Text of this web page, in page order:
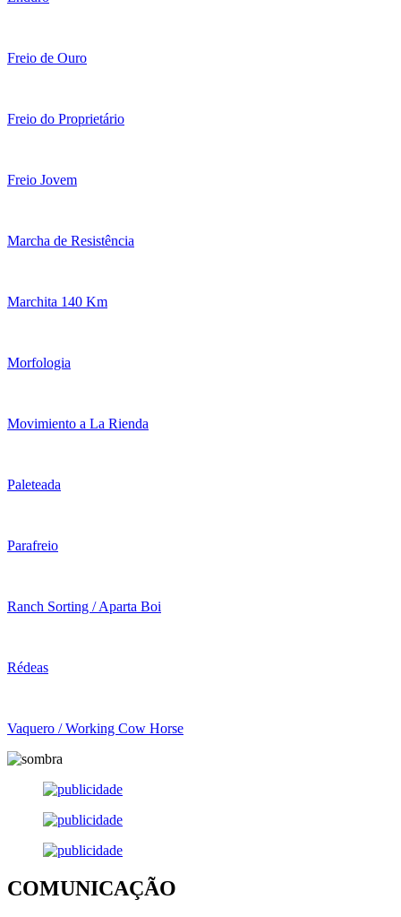
Freio de Ouro
Freio do Proprietário
Freio Jovem
Marcha de Resistência
Marchita 140 Km
Morfologia
Movimiento a La Rienda
Paleteada
Parafreio
Ranch Sorting / Aparta Boi
Rédeas
Vaquero / Working Cow Horse
COMUNICAÇÃO